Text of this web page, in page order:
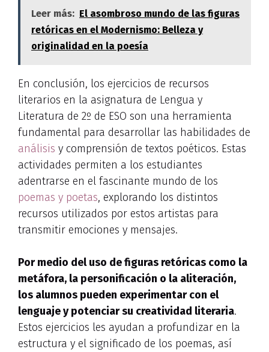
Leer más: El asombroso mundo de las figuras
retóricas en el Modernismo: Belleza y
originalidad en la poesía
En conclusión, los ejercicios de recursos
literarios en la asignatura de Lengua y
Literatura de 2º de ESO son una herramienta
fundamental para desarrollar las habilidades de
análisis y comprensión de textos poéticos. Estas
actividades permiten a los estudiantes
adentrarse en el fascinante mundo de los
poemas y poetas, explorando los distintos
recursos utilizados por estos artistas para
transmitir emociones y mensajes.
Por medio del uso de figuras retóricas como la
metáfora, la personificación o la aliteración,
los alumnos pueden experimentar con el
lenguaje y potenciar su creatividad literaria.
Estos ejercicios les ayudan a profundizar en la
estructura y el significado de los poemas, así